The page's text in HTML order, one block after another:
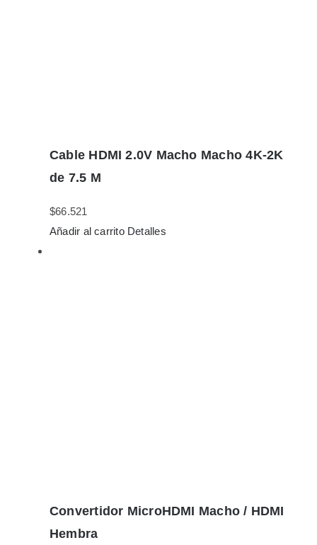
Cable HDMI 2.0V Macho Macho 4K-2K
de 7.5 M
$66.521
Añadir al carrito Detalles
Convertidor MicroHDMI Macho / HDMI
Hembra